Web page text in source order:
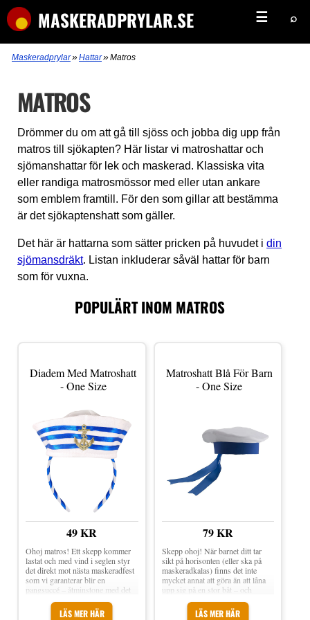
MASKERADPRYLAR.SE ☰ ⌕
Maskeradprylar»Hattar»Matros
MATROS
Drömmer du om att gå till sjöss och jobba dig upp från
matros till sjökapten? Här listar vi matroshattar och
sjömanshattar för lek och maskerad. Klassiska vita
eller randiga matrosmössor med eller utan ankare
som emblem framtill. För den som gillar att bestämma
är det sjökaptenshatt som gäller.
Det här är hattarna som sätter pricken på huvudet idin
sjömansdräkt. Listan inkluderar såväl hattar för barn
som för vuxna.
POPULÄRT INOM MATROS
Diadem Med Matroshatt
- One Size
49 KR
LÄS MER HÄR
Ohoj matros! Ett skepp kommer
lastat och med vind i seglen styr
det direkt mot nästa maskeradfest
som vi garanterar blir en
pangsuccé – åtminstone med det
Diadem med Matroshatt ett
Matroshatt Blå För Barn
- One Size
79 KR
LÄS MER HÄR
Skepp ohoj! När barnet ditt tar
sikt på horisonten (eller ska på
maskeradkalas) finns det inte
mycket annat att göra än att låna
upp sig på en stor båt – och
matroshatten. Matroshatt Blå för